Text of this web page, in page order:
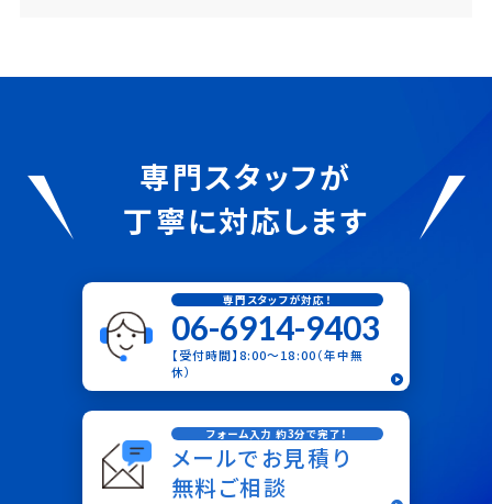
専門スタッフが
丁寧に対応します
専門スタッフが対応！
06-6914-9403
【受付時間】8:00〜18:00（年中無
休）
フォーム入力 約3分で完了！
メールでお見積り
無料ご相談